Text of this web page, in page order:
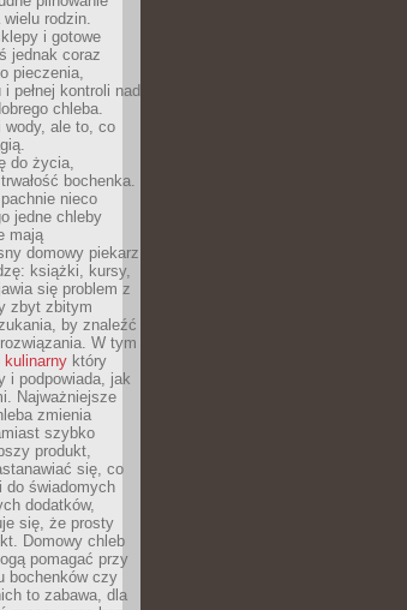
rodzin.
i gotowe
jednak coraz
pieczenia,
pełnej kontroli nad
chleba.
wody, ale to, co
do życia,
bochenka.
nieco
jedne chleby
mają
domowy piekarz
książki, kursy,
się problem z
zbyt zbitym
by znaleźć
W tym
kulinarny który
i podpowiada, jak
Najważniejsze
zmienia
szybko
produkt,
się, co
do świadomych
dodatków,
się, że prosty
Domowy chleb
pomagać przy
bochenków czy
to zabawa, dla